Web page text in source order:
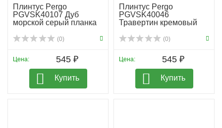
Плинтус Pergo
PGVSK40107 Дуб
морской серый планка
(0)
Цена: 545 ₽
Купить
Плинтус Pergo
PGVSK40046
Травертин кремовый
(0)
Цена: 545 ₽
Купить